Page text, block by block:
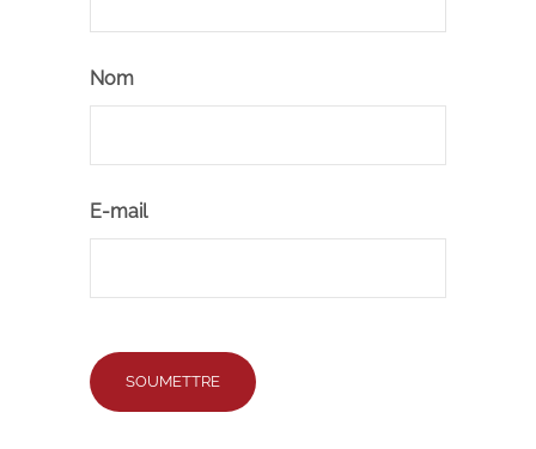
Nom
E-mail